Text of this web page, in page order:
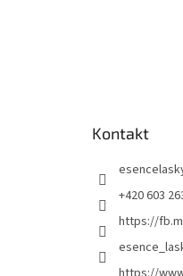
Kontakt
+420 603
https://